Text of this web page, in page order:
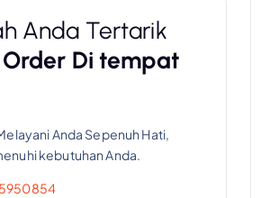
Anda Tertarik
Order Di tempat
Anda Sepenuh Hati,
kebutuhan Anda.